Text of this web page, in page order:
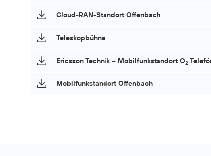
Cloud-RAN-Standort Offenbach
Teleskopbühne
Ericsson Technik – Mobilfunkstandort O2
Mobilfunkstandort Offenbach